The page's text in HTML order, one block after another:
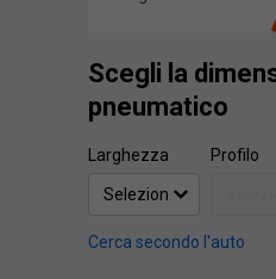
Scegli la
pneumatico
Larghezza Profilo
Cerca secondo l'auto